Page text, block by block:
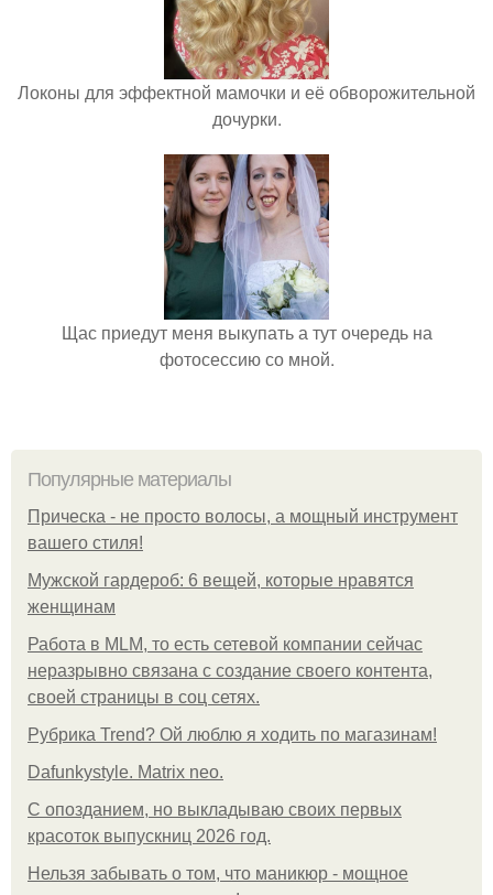
Локоны для эффектной мамочки и её обворожительной
дочурки.
Щас приедут меня выкупать а тут очередь на
фотосессию со мной.
Популярные материалы
Прическа - не просто волосы, а мощный инструмент
вашего стиля!
Мужской гардероб: 6 вещей, которые нравятся
женщинам
Работа в MLM, то есть сетевой компании сейчас
неразрывно связана с создание своего контента,
своей страницы в соц сетях.
Рубрика Trend? Ой люблю я ходить по магазинам!
Dafunkystyle. Matrix neo.
С опозданием, но выкладываю своих первых
красоток выпускниц 2026 год.
Нельзя забывать о том, что маникюр - мощное